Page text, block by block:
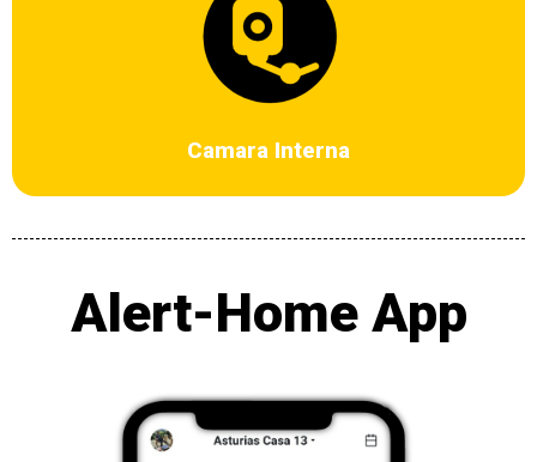
Camara Interna
Cámaras que soportan sensor de movimiento, soportan infrarrojo,
Soportan Wifi, Seguimiento a movimiento, intercomunicador de voz
bidireccional, video en tiempo real con su celular y la central de
monitoreo, admite tarjeta de memoria, Admite Google Echo, Amazon
Alexa.
Alert-Home App